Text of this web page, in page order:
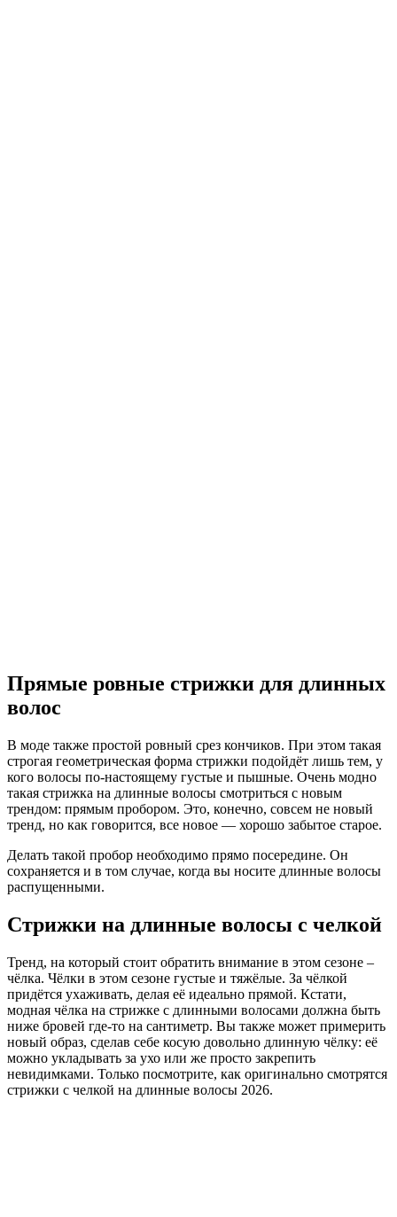
Прямые ровные стрижки для длинных
волос
В моде также простой ровный срез кончиков. При этом такая
строгая геометрическая форма стрижки подойдёт лишь тем, у
кого волосы по-настоящему густые и пышные. Очень модно
такая стрижка на длинные волосы смотриться с новым
трендом: прямым пробором. Это, конечно, совсем не новый
тренд, но как говорится, все новое — хорошо забытое старое.
Делать такой пробор необходимо прямо посередине. Он
сохраняется и в том случае, когда вы носите длинные волосы
распущенными.
Стрижки на длинные волосы с челкой
Тренд, на который стоит обратить внимание в этом сезоне –
чёлка. Чёлки в этом сезоне густые и тяжёлые. За чёлкой
придётся ухаживать, делая её идеально прямой. Кстати,
модная чёлка на стрижке с длинными волосами должна быть
ниже бровей где-то на сантиметр. Вы также может примерить
новый образ, сделав себе косую довольно длинную чёлку: её
можно укладывать за ухо или же просто закрепить
невидимками. Только посмотрите, как оригинально смотрятся
стрижки с челкой на длинные волосы 2026.